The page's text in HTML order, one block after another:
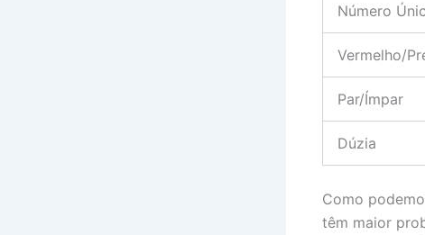
Número
Vermelho/
Par/Ímpar
Dúzia
Como
têm maior